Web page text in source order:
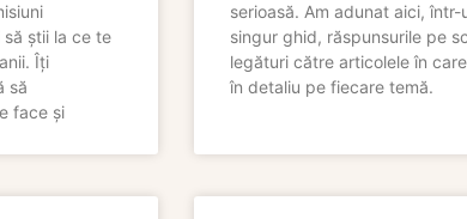
știi la ce te
Îți
să
face și
serioasă. Am adunat aici, într-
singur ghid, răspunsurile pe
legături către articolele în
în detaliu pe fiecare temă.